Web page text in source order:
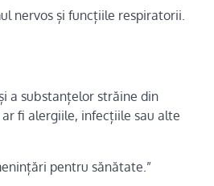
nervos și funcțiile respiratorii.
a substanțelor străine din
fi alergiile, infecțiile sau alte
pentru sănătate.”